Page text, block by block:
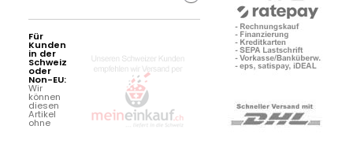
Für
Kunden
in der
Schweiz
oder
Non-EU:
Wir
können
diesen
Artikel
ohne